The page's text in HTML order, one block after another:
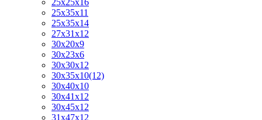
25х35х11
25х35х14
27х31х12
30х20х9
30х23х6
30х30х12
30х35х10(12)
30х40х10
30х41х12
30х45х12
31х47х12